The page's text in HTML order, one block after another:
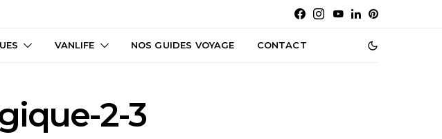
VANLIFE NOS GUIDES VOYAGE CONTACT
2-3